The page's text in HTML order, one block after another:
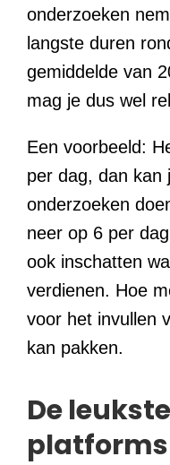
onderzoeken
langste duren
gemiddelde van
mag je dus wel
Een voorbeeld:
per dag, dan kan
onderzoeken
neer op 6 per
ook inschatten
verdienen. Hoe
voor het invullen
kan pakken.
De
platforms